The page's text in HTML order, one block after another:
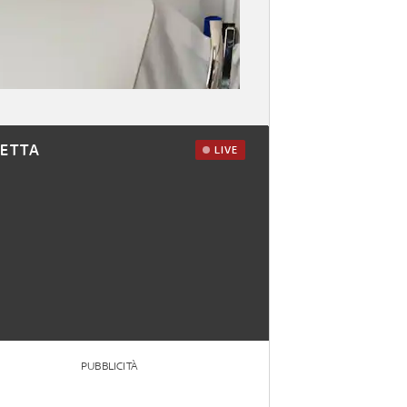
LIVE
PUBBLICITÀ